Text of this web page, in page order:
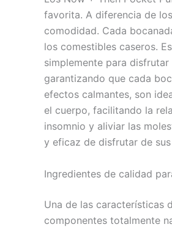
favorita. A diferencia de
comodidad. Cada
los comestibles caseros.
simplemente para
garantizando que cada
efectos calmantes, son
el cuerpo, facilitando la
insomnio y aliviar las
y eficaz de disfrutar de
Ingredientes de calidad
Una de las características
componentes totalmente